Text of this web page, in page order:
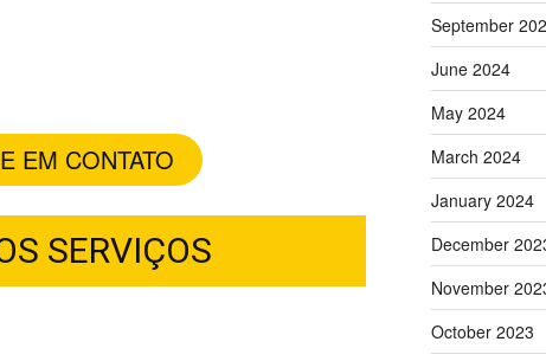
EM CONTATO
SERVIÇOS
September
June 2024
May 2024
March 2024
January 2024
December
November
October 2023